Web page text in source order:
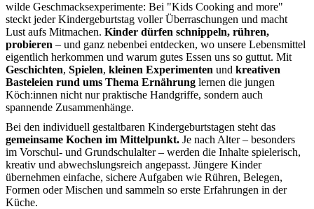
wilde Geschmacksexperimente: Bei "Kids Cooking and more"
steckt jeder Kindergeburtstag voller Überraschungen und macht
Lust aufs Mitmachen. Kinder dürfen schnippeln, rühren,
probieren – und ganz nebenbei entdecken, wo unsere Lebensmittel
eigentlich herkommen und warum gutes Essen uns so guttut. Mit
Geschichten, Spielen, kleinen Experimenten und kreativen
Basteleien rund ums Thema Ernährung lernen die jungen
Köch:innen nicht nur praktische Handgriffe, sondern auch
spannende Zusammenhänge.
Bei den individuell gestaltbaren Kindergeburtstagen steht das
gemeinsame Kochen im Mittelpunkt. Je nach Alter – besonders
im Vorschul- und Grundschulalter – werden die Inhalte spielerisch,
kreativ und abwechslungsreich angepasst. Jüngere Kinder
übernehmen einfache, sichere Aufgaben wie Rühren, Belegen,
Formen oder Mischen und sammeln so erste Erfahrungen in der
Küche.